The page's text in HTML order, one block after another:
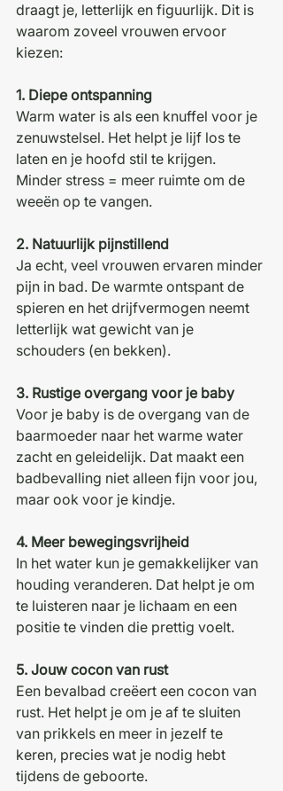
draagt je, letterlijk en figuurlijk. Dit is
waarom zoveel vrouwen ervoor
kiezen:
1. Diepe ontspanning
Warm water is als een knuffel voor je
zenuwstelsel. Het helpt je lijf los te
laten en je hoofd stil te krijgen.
Minder stress = meer ruimte om de
weeën op te vangen.
2. Natuurlijk pijnstillend
Ja echt, veel vrouwen ervaren minder
pijn in bad. De warmte ontspant de
spieren en het drijfvermogen neemt
letterlijk wat gewicht van je
schouders (en bekken).
3. Rustige overgang voor je baby
Voor je baby is de overgang van de
baarmoeder naar het warme water
zacht en geleidelijk. Dat maakt een
badbevalling niet alleen fijn voor jou,
maar ook voor je kindje.
4. Meer bewegingsvrijheid
In het water kun je gemakkelijker van
houding veranderen. Dat helpt je om
te luisteren naar je lichaam en een
positie te vinden die prettig voelt.
5. Jouw cocon van rust
Een bevalbad creëert een cocon van
rust. Het helpt je om je af te sluiten
van prikkels en meer in jezelf te
keren, precies wat je nodig hebt
tijdens de geboorte.